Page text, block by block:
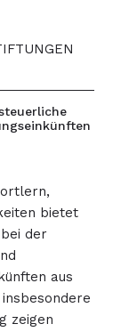
bietet
der
aus
zeigen